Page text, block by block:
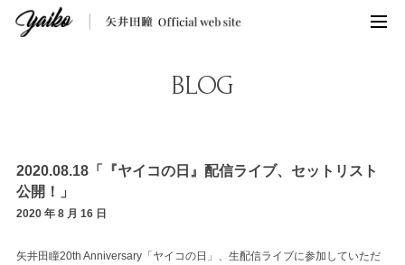
BLOG
2020.08.18「『ヤイコの日』配信ライブ、セットリスト
公開！」
2020 年 8 月 16 日
矢井田瞳20th Anniversary「ヤイコの日」、生配信ライブに参加していただ